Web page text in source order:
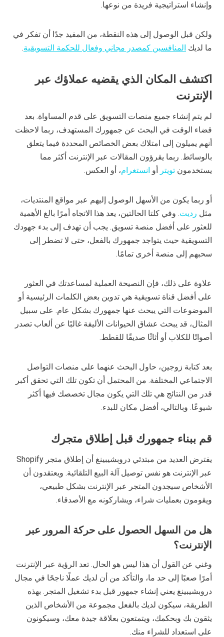
وإنشاء استراتيجية فريدة من نوعها.
ولكن قبل الوصول إلى هذه النقطة، من المفيد جدًا أن تفكر في
ما لديك المنافسين كمصدر مجاني وفعال للحكمة التسويقية.
اكتشف المكان الذي يقضيه عملاؤك عبر
الإنترنت
لم يتم إنشاء جميع منصات التسويق على قدم المساواة. بعد
قضاء الوقت في البحث عن جمهورك المستهدف، ربما لاحظت
أنهم يميلون إلى امتلاك بعض الخصائص المحددة فيما يتعلق
بالوسائط. ربما يقرؤون المقالات عبر الإنترنت أكثر مما
يستخدمون تويتر أو انستغرام، أو العكس.
أو ربما يكون من الأسهل الوصول إليهم عبر مواقع المنتديات،
مثل رديت. وفي كلتا الحالتين، يعد هذا الاتجاه أمرًا بالغ الأهمية
للعثور على أفضل منصة تسويق. يجب أن تهدف إلى بدء جهودك
التسويقية حيث يتواجد جمهورك بالفعل، حتى لا تضطر إلى
سحبهم إلى منصة أخرى تمامًا.
علاوة على ذلك، فإن النصيحة العملية لمساعدتك في العثور
على أفضل قناة تسويقية هي تدوين بعض الكلمات الرئيسية أو
الموضوعات التي يبحث عنها جمهورك بشكل عام. على سبيل
المثال، قد يبحث عشاق الحيوانات الأليفة غالبًا عن ألعاب تصدر
أصواتًا للكلاب أو أثاثًا صديقًا للقطط.
بعد كتابة زوجين، حاول البحث عنهما على منصات التواصل
الاجتماعي المختلفة. من المحتمل أن تكون تلك التي تحقق أكبر
قدر من النتائج هي تلك التي يكون مجال تخصصك فيها أكثر
شيوعًا. وبالتالي، أفضل مكان للبدء.
قم ببناء جمهورك قبل إطلاق متجرك
يفترض العديد من مبتدئي دروبشيبينغ أن إطلاق متجر Shopify
عبر الإنترنت هو نفس توصيل آلة البيع التلقائية. ويعتقدون أن
الأشخاص سيجدون المتجر عبر الإنترنت بشكل طبيعي،
ويقومون بعمليات شراء، ويشاركونه مع الأصدقاء.
هل من السهل الحصول على حركة المرور عبر
الإنترنت؟
وغني عن القول أن هذا ليس هو الحال. تعد الرؤية عبر الإنترنت
أمرًا صعبًا إلى حد ما، والتأكد من أن لديك عملًا ناجحًا في مجال
دروبشيبينغ يعني إنشاء جمهور قبل بدء تشغيل المتجر. بهذه
الطريقة، سيكون لديك بالفعل مجموعة من الأشخاص الذين
يثقون بك وبحكمك، ويتمتعون بعلاقة جيدة معك، وسيكونون
على استعداد للشراء منك.